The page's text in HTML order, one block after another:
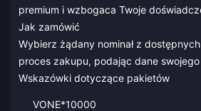
premium i wzbogaca Twoje
Jak zamówić
Wybierz żądany nominał z
proces zakupu, podając dane
Wskazówki dotyczące pakietów
VONE*10000